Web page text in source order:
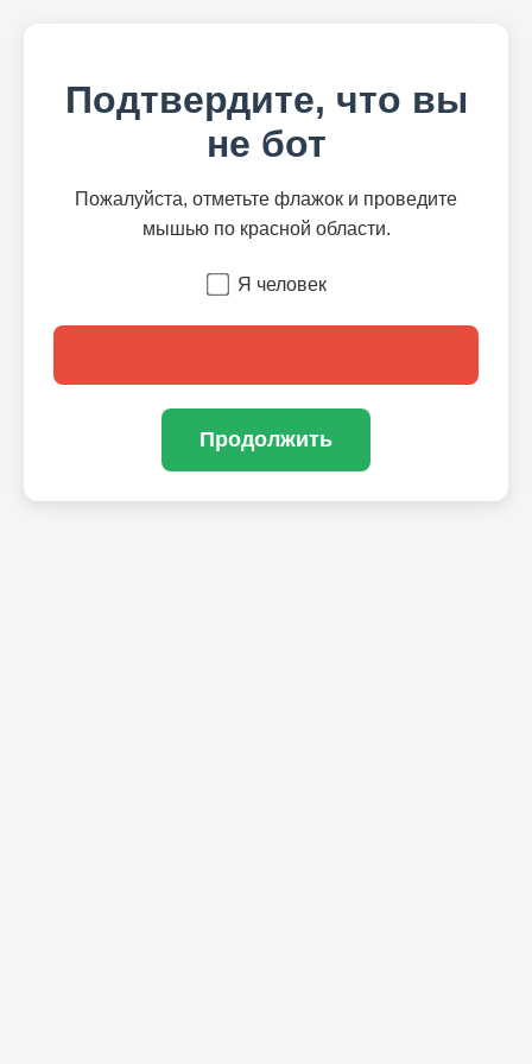
Подтвердите, что вы
не бот
Пожалуйста, отметьте флажок и проведите
мышью по красной области.
Я человек
Продолжить